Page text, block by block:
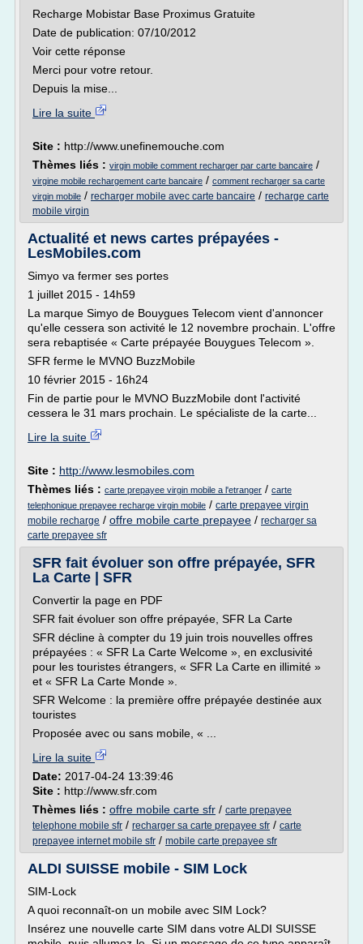
Recharge Mobistar Base Proximus Gratuite
Date de publication: 07/10/2012
Voir cette réponse
Merci pour votre retour.
Depuis la mise...
Lire la suite
Site : http://www.unefinemouche.com
Thèmes liés : virgin mobile comment recharger par carte bancaire /
virgine mobile rechargement carte bancaire / comment recharger sa carte
virgin mobile / recharger mobile avec carte bancaire / recharge carte
mobile virgin
Actualité et news cartes prépayées -
LesMobiles.com
Simyo va fermer ses portes
1 juillet 2015 - 14h59
La marque Simyo de Bouygues Telecom vient d'annoncer
qu'elle cessera son activité le 12 novembre prochain. L'offre
sera rebaptisée « Carte prépayée Bouygues Telecom ».
SFR ferme le MVNO BuzzMobile
10 février 2015 - 16h24
Fin de partie pour le MVNO BuzzMobile dont l'activité
cessera le 31 mars prochain. Le spécialiste de la carte...
Lire la suite
Site : http://www.lesmobiles.com
Thèmes liés : carte prepayee virgin mobile a l'etranger / carte
telephonique prepayee recharge virgin mobile / carte prepayee virgin
mobile recharge / offre mobile carte prepayee / recharger sa
carte prepayee sfr
SFR fait évoluer son offre prépayée, SFR
La Carte | SFR
Convertir la page en PDF
SFR fait évoluer son offre prépayée, SFR La Carte
SFR décline à compter du 19 juin trois nouvelles offres
prépayées : « SFR La Carte Welcome », en exclusivité
pour les touristes étrangers, « SFR La Carte en illimité »
et « SFR La Carte Monde ».
SFR Welcome : la première offre prépayée destinée aux
touristes
Proposée avec ou sans mobile, « ...
Lire la suite
Date: 2017-04-24 13:39:46
Site : http://www.sfr.com
Thèmes liés : offre mobile carte sfr / carte prepayee
telephone mobile sfr / recharger sa carte prepayee sfr / carte
prepayee internet mobile sfr / mobile carte prepayee sfr
ALDI SUISSE mobile - SIM Lock
SIM-Lock
A quoi reconnaît-on un mobile avec SIM Lock?
Insérez une nouvelle carte SIM dans votre ALDI SUISSE